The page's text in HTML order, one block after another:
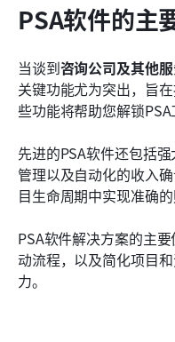
PSA软件的主
当谈到咨询公司及其他
关键功能尤为突出，旨
些功能将帮助您解锁PSA
先进的PSA软件还包括
管理以及自动化的收入
目生命周期中实现准确的
PSA软件解决方案的主
动流程，以及简化项目
力。